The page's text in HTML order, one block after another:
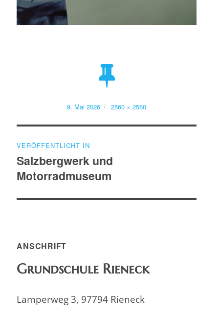
Veröffentlicht
9. Mai 2026
Volle
2560 × 2560
VERÖFFENTLICHT IN
Salzbergwerk und
Motorradmuseum
ANSCHRIFT
Grundschule Rieneck
Lamperweg 3, 97794 Rieneck